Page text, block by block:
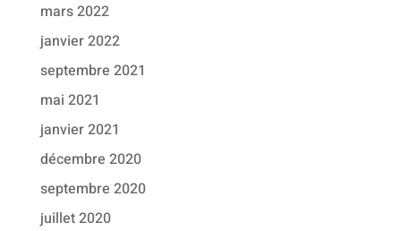
mars 2022
janvier 2022
septembre 2021
mai 2021
janvier 2021
décembre 2020
septembre 2020
juillet 2020